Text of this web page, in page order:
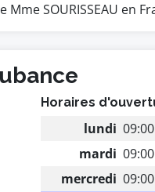
SOURISSEAU en
Horaires
lundi
mardi
mercredi